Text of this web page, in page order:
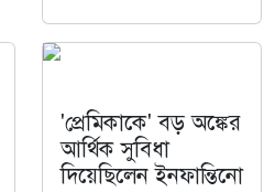
'প্রেমিকাকে' বড় অঙ্কের
আর্থিক সুবিধা
দিয়েছিলেন ইনফান্তিনো